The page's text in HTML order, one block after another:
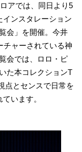
アでは、同日より5
インスタレーション
会」を開催。今井
チャーされている神
会では、ロロ・ピ
た本コレクションT
点とセンスで日常を
います。